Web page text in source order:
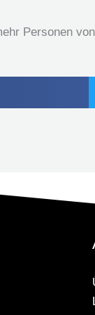
Personen